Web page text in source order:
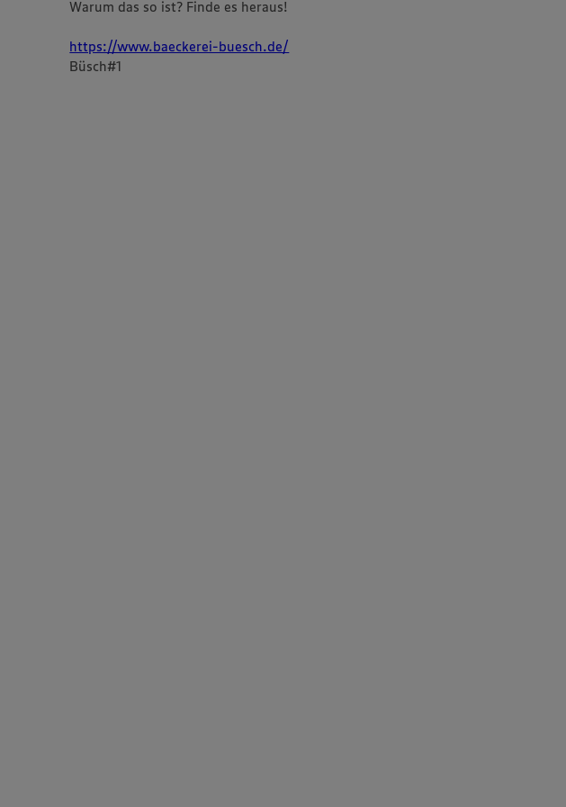
Warum das so ist? Finde es heraus!
https://www.baeckerei-buesch.de/
Büsch#1